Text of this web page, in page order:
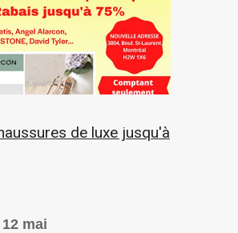
de luxe jusqu'à
mai